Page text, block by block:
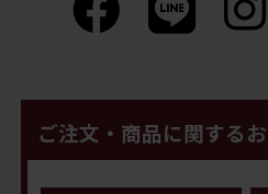
ご注文・商品に関する